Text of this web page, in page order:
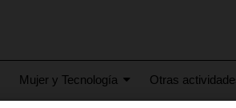
Mujer y Tecnología Otras